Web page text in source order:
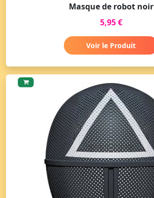
Masque de robot noir
5,95 €
Voir le Produit